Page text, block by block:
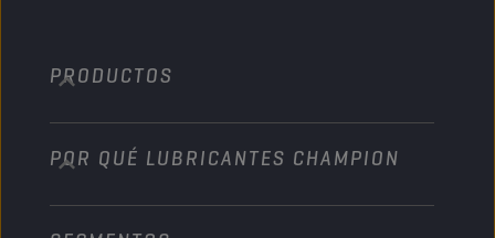
PRODUCTOS
Automóvil
Camiones y autobuses
POR QUÉ LUBRICANTES CHAMPION